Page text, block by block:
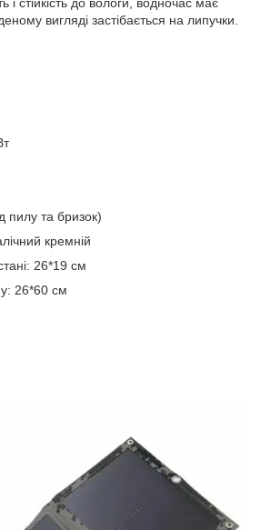
вигляді застібається на липучки.
пилу та бризок)
кремній
26*19 см
26*60 см